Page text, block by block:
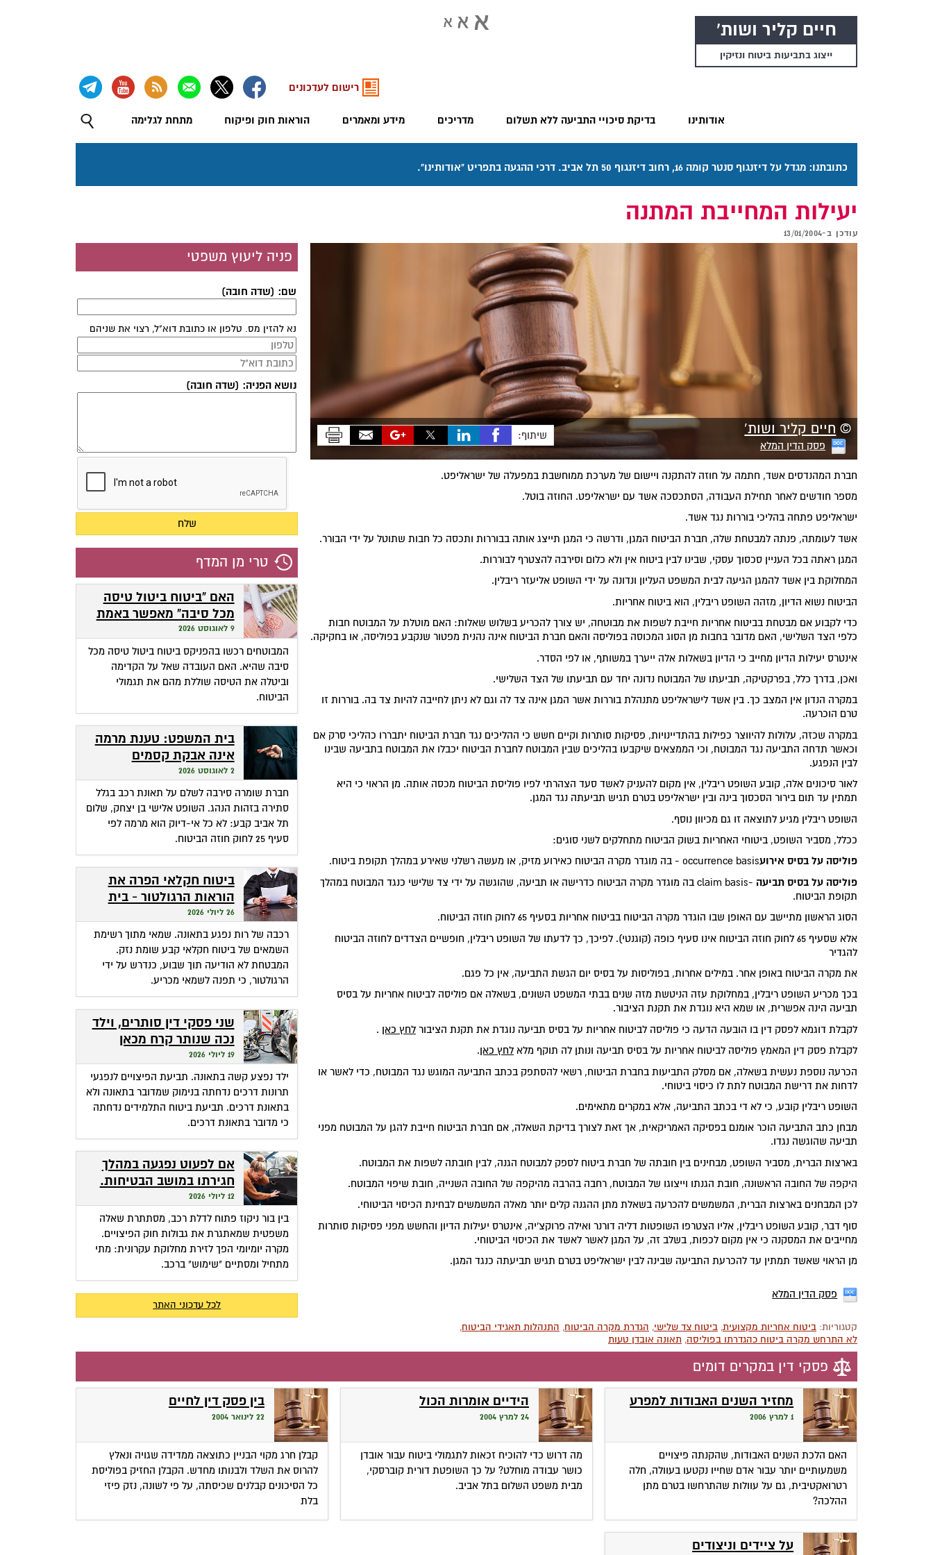
חיים קליר ושות'
ייצוג בתביעות ביטוח ונזיקין
אודותינו בדיקת סיכויי התביעה ללא תשלום מדריכים מידע ומאמרים הוראות חוק ופיקוח מתחת לגלימה
רישום לעדכונים
כתובתנו: מגדל על דיזנגוף סנטר קומה 16, רחוב דיזנגוף 50 תל אביב. דרכי ההגעה בתפריט "אודותינו".
יעילות המחייבת המתנה
עודכן ב-13/01/2004
© חיים קליר ושות'
פסק הדין המלא
שיתוף:
חברת המהנדסים אשד, חתמה על חוזה להתקנה ויישום של מערכת ממוחשבת במפעלה של ישראליפט.
מספר חודשים לאחר תחילת העבודה, הסתכסכה אשד עם ישראליפט. החוזה בוטל.
ישראליפט פתחה בהליכי בוררות נגד אשד.
אשד לעומתה, פנתה למבטחת שלה, חברת הביטוח המגן, ודרשה כי המגן תייצג אותה בבוררות ותכסה כל חבות שתוטל על ידי הבורר.
המגן ראתה בכל העניין סכסוך עסקי, שבינו לבין ביטוח אין ולא כלום וסירבה להצטרף לבוררות.
המחלוקת בין אשד להמגן הגיעה לבית המשפט העליון ונדונה על ידי השופט אליעזר ריבלין.
הביטוח נשוא הדיון, מזהה השופט ריבלין, הוא ביטוח אחריות.
כדי לקבוע אם מבטחת בביטוח אחריות חייבת לשפות את מבוטחה, יש צורך להכריע בשלוש שאלות: האם מוטלת על המבוטח חבות
כלפי הצד השלישי, האם מדובר בחבות מן הסוג המכוסה בפוליסה והאם חברת הביטוח אינה נהנית מפטור שנקבע בפוליסה, או בחקיקה.
אינטרס יעילות הדיון מחייב כי הדיון בשאלות אלה ייערך במשותף, או לפי הסדר.
ואכן, בדרך כלל, בפרקטיקה, תביעתו של המבוטח נדונה יחד עם תביעתו של הצד השלישי.
במקרה הנדון אין המצב כך. בין אשד לישראליפט מתנהלת בוררות אשר המגן אינה צד לה וגם לא ניתן לחייבה להיות צד בה. בוררות זו
טרם הוכרעה.
במקרה שכזה, עלולות להיווצר כפילות בהתדיינויות, פסיקות סותרות וקיים חשש כי ההליכים נגד חברת הביטוח יתבררו כהליכי סרק אם
וכאשר תדחה התביעה נגד המבוטח, וכי הממצאים שיקבעו בהליכים שבין המבוטח לחברת הביטוח יכבלו את המבוטח בתביעה שבינו
לבין הנפגע.
לאור סיכונים אלה, קובע השופט ריבלין, אין מקום להעניק לאשד סעד הצהרתי לפיו פוליסת הביטוח מכסה אותה. מן הראוי כי היא
תמתין עד תום בירור הסכסוך בינה ובין ישראליפט בטרם תגיש תביעתה נגד המגן.
השופט ריבלין מגיע לתוצאה זו גם מכיוון נוסף.
ככלל, מסביר השופט, ביטוחי האחריות בשוק הביטוח מתחלקים לשני סוגים:
פוליסה על בסיס אירועoccurrence basis - בה מוגדר מקרה הביטוח כאירוע מזיק, או מעשה רשלני שאירע במהלך תקופת ביטוח.
פוליסה על בסיס תביעה
-claim basis בה מוגדר מקרה הביטוח כדרישה או תביעה, שהוגשה על ידי צד שלישי כנגד המבוטח במהלך
תקופת הביטוח.
הסוג הראשון מתיישב עם האופן שבו הוגדר מקרה הביטוח בביטוח אחריות בסעיף 65 לחוק חוזה הביטוח.
אלא שסעיף 65 לחוק חוזה הביטוח אינו סעיף כופה (קוגנטי). לפיכך, כך לדעתו של השופט ריבלין, חופשיים הצדדים לחוזה הביטוח
להגדיר
את מקרה הביטוח באופן אחר. במילים אחרות, בפוליסות על בסיס יום הגשת התביעה, אין כל פגם.
בכך מכריע השופט ריבלין, במחלוקת עזה הניטשת מזה שנים בבתי המשפט השונים, בשאלה אם פוליסה לביטוח אחריות על בסיס
תביעה הינה אפשרית, או שמא היא נוגדת את תקנת הציבור.
לקבלת דוגמא לפסק דין בו הובעה הדעה כי פוליסה לביטוח אחריות על בסיס תביעה נוגדת את תקנת הציבור לחץ כאן .
לקבלת פסק דין המאמץ פוליסה לביטוח אחריות על בסיס תביעה ונותן לה תוקף מלא לחץ כאן.
הכרעה נוספת נעשית בשאלה, אם מסלק התביעות בחברת הביטוח, רשאי להסתפק בכתב התביעה המוגש נגד המבוטח, כדי לאשר או
לדחות את דרישת המבוטח לתת לו כיסוי ביטוחי.
השופט ריבלין קובע, כי לא די בכתב התביעה, אלא במקרים מתאימים.
מבחן כתב התביעה הוכר אומנם בפסיקה האמריקאית, אך זאת לצורך בדיקת השאלה, אם חברת הביטוח חייבת להגן על המבוטח מפני
תביעה שהוגשה נגדו.
בארצות הברית, מסביר השופט, מבחינים בין חובתה של חברת ביטוח לספק למבוטח הגנה, לבין חובתה לשפות את המבוטח.
היקפה של החובה הראשונה, חובת הגנתו וייצוגו של המבוטח, רחבה בהרבה מהיקפה של החובה השנייה, חובת שיפוי המבוטח.
לכן המבחנים בארצות הברית, המשמשים להכרעה בשאלת מתן ההגנה קלים יותר מאלה המשמשים לבחינת הכיסוי הביטוחי.
סוף דבר, קובע השופט ריבלין, אליו הצטרפו השופטות דליה דורנר ואילה פרוקצ'יה, אינטרס יעילות הדיון והחשש מפני פסיקות סותרות
מחייבים את המסקנה כי אין מקום לכפות, בשלב זה, על המגן לאשר לאשד את הכיסוי הביטוחי.
מן הראוי שאשד תמתין עד להכרעת התביעה שבינה לבין ישראליפט בטרם תגיש תביעתה כנגד המגן.
פסק הדין המלא
קטגוריות: ביטוח אחריות מקצועית, ביטוח צד שלישי, הגדרת מקרה הביטוח, התנהלות תאגידי הביטוח,
לא התרחש מקרה ביטוח כהגדרתו בפוליסה, תאונה אובדן טעות
פניה ליעוץ משפטי
שם: (שדה חובה)
נא להזין מס. טלפון או כתובת דוא"ל, רצוי את שניהם
נושא הפניה: (שדה חובה)
טרי מן המדף
האם "ביטוח ביטול טיסה
מכל סיבה" מאפשר באמת
ביטול מכל סיבה?
9 לאוגוסט 2026
המבוטחים רכשו בהפניקס ביטוח ביטול טיסה מכל
סיבה שהיא. האם העובדה שאל על הקדימה
וביטלה את הטיסה שוללת מהם את תגמולי
הביטוח.
בית המשפט: טענת מרמה
אינה אבקת קסמים
שהופכת אי-דיוק לפטור
מתשלום
2 לאוגוסט 2026
חברת שומרה סירבה לשלם על תאונת רכב בגלל
סתירה בזהות הנהג. השופט אלישי בן יצחק, שלום
תל אביב קבע: לא כל אי-דיוק הוא מרמה לפי
סעיף 25 לחוק חוזה הביטוח.
ביטוח חקלאי הפרה את
הוראות הרגולטור - בית
המשפט חילץ אותה
26 ליולי 2026
רכבה של רות נפגע בתאונה. שמאי מתוך רשימת
השמאים של ביטוח חקלאי קבע שומת נזק.
המבטחת לא הודיעה תוך שבוע, כנדרש על ידי
הרגולטור, כי תפנה לשמאי מכריע.
שני פסקי דין סותרים, וילד
נכה שנותר קרח מכאן
ומכאן
19 ליולי 2026
ילד נפצע קשה בתאונה. תביעת הפיצויים לנפגעי
תרונות דרכים נדחתה בנימוק שמדובר בתאונה ולא
בתאונת דרכים. תביעת ביטוח התלמידים נדחתה
כי מדובר בתאונת דרכים.
אם לפעוט נפגעה במהלך
חגירתו במושב הבטיחות.
האם זכאית לפיצויים?
12 ליולי 2026
בין בור ניקוז פתוח לדלת רכב, מסתתרת שאלה
משפטית שמאתגרת את גבולות חוק הפיצויים.
מקרה יומיומי הפך לזירת מחלוקת עקרונית: מתי
מתחיל ומסתיים "שימוש" ברכב.
לכל עדכוני האתר
פסקי דין במקרים דומים
מחזיר השנים האבודות למפרע
1 למרץ 2006
האם הלכת השנים האבודות, שהקנתה פיצויים
משמעותיים יותר עבור אדם שחייו נקטעו בעוולה, חלה
רטרואקטיבית, גם על עוולות שהתרחשו בטרם מתן
ההלכה?
הידיים אומרות הכול
24 למרץ 2004
מה דרוש כדי להוכיח זכאות לתגמולי ביטוח עבור אובדן
כושר עבודה מוחלט? על כך השופטת דורית קוברסקי,
מבית משפט השלום בתל אביב.
בין פסק דין לחיים
22 לינואר 2004
קבלן חרג מקוי הבניין כתוצאה ממדידה שגויה ונאלץ
להרוס את השלד ולבנותו מחדש. הקבלן החזיק בפוליסת
כל הסיכונים קבלנים שכיסתה, על פי לשונה, נזק פיזי
בלת
על ציידים וניצודים